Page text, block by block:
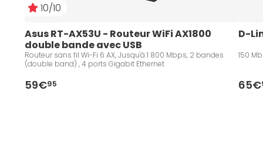
10/10
Asus RT-AX53U - Routeur WiFi AX1800
double bande avec USB
Routeur sans fil Wi-Fi 6 AX, Jusqu'à 1 800 Mbps, 2 bandes
(double band) , 4 ports Gigabit Ethernet
59€95
D-
150
65€